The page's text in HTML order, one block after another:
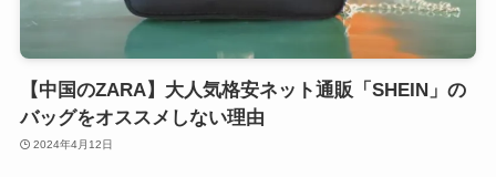
​【中国のZARA】大人気格安ネット通販「SHEIN」の
バッグをオススメしない理由
2024年4月12日